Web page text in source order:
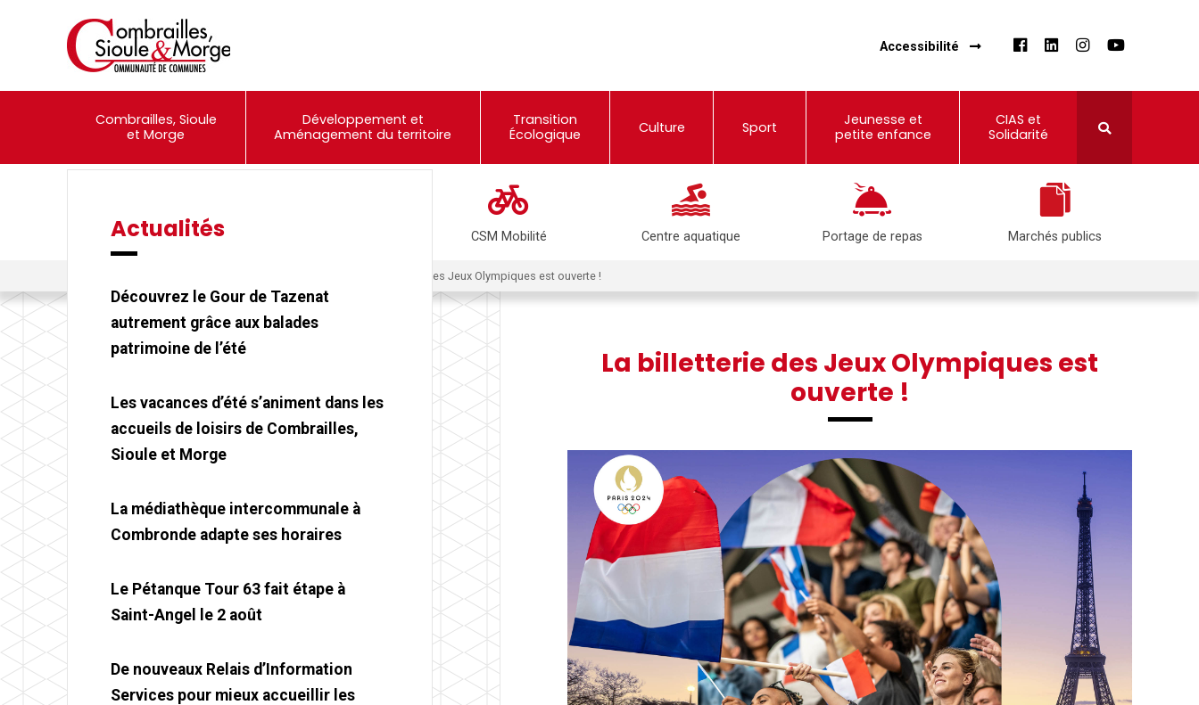
Accessibilité
Combrailles, Sioule
et Morge
Développement et
Aménagement du territoire
Transition
Écologique
Culture Sport
Jeunesse et
petite enfance
CIAS et
Solidarité
Événements CSM Mobilité Centre aquatique Portage de repas Marchés publics
La billetterie des Jeux Olympiques est ouverte !
La billetterie des Jeux Olympiques est
ouverte !
Actualités
Découvrez le Gour de Tazenat
autrement grâce aux balades
patrimoine de l’été
Les vacances d’été s’animent dans les
accueils de loisirs de Combrailles,
Sioule et Morge
La médiathèque intercommunale à
Combronde adapte ses horaires
Le Pétanque Tour 63 fait étape à
Saint-Angel le 2 août
De nouveaux Relais d’Information
Services pour mieux accueillir les